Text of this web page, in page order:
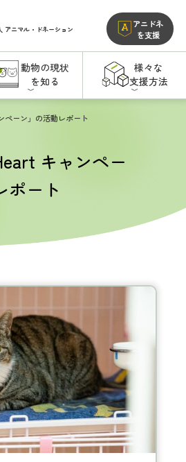
アニマル・ドネーション
アニドネ
を支援
動物の現状
を知る
様々な
支援方法
ペーン」の活動レポート
キャンペー
ポート